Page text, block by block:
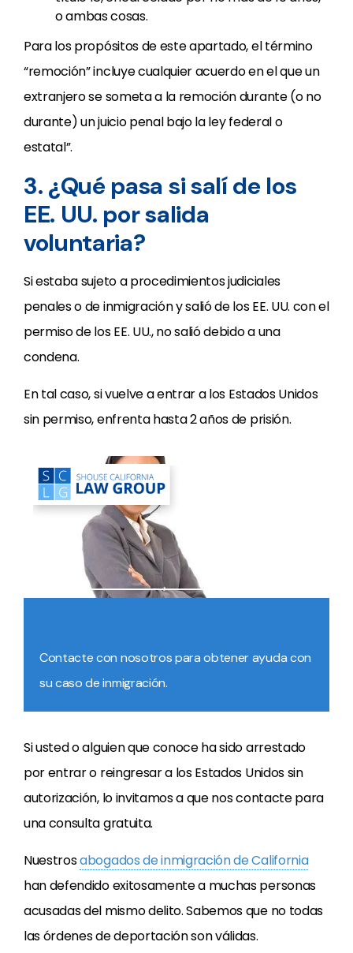
o ambas cosas.
Para los propósitos de este apartado, el término
“remoción” incluye cualquier acuerdo en el que un
extranjero se someta a la remoción durante (o no
durante) un juicio penal bajo la ley federal o
estatal”.
3. ¿Qué pasa si salí de los
EE. UU. por salida
voluntaria?
Si estaba sujeto a procedimientos judiciales
penales o de inmigración y salió de los EE. UU. con el
permiso de los EE. UU., no salió debido a una
condena.
En tal caso, si vuelve a entrar a los Estados Unidos
sin permiso, enfrenta hasta 2 años de prisión.
Contacte con nosotros para obtener ayuda con
su caso de inmigración.
Si usted o alguien que conoce ha sido arrestado
por entrar o reingresar a los Estados Unidos sin
autorización, lo invitamos a que nos contacte para
una consulta gratuita.
Nuestrosabogados de inmigración de California
han defendido exitosamente a muchas personas
acusadas del mismo delito. Sabemos que no todas
las órdenes de deportación son válidas.